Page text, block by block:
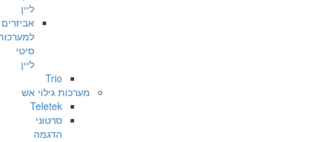
ליין
אביזרים
סיטי
ליין
Trio
מערכות גילוי אש
Teletek
סרטוני
הדגמה